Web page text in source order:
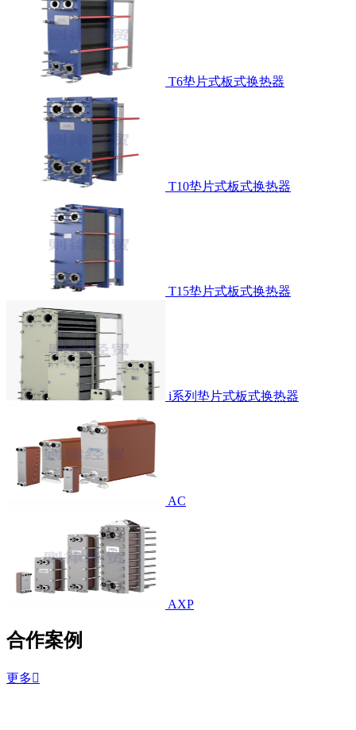
T6垫片式板式换热器
T10垫片式板式换热器
T15垫片式板式换热器
i系列垫片式板式换热器
AC
AXP
合作案例
更多